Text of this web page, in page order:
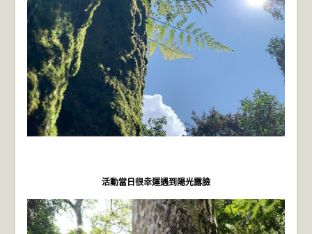
活動當日很幸運遇到陽光露臉